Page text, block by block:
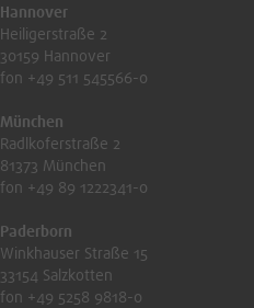
Hannover
Heiligerstraße 2
30159 Hannover
fon +49 511 545566-0
München
Radlkoferstraße 2
81373 München
fon +49 89 1222341-0
Paderborn
Winkhauser Straße 15
33154 Salzkotten
fon +49 5258 9818-0